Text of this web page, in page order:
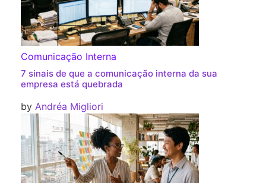
Comunicação Interna
7 sinais de que a comunicação interna da sua
empresa está quebrada
by Andréa Migliori